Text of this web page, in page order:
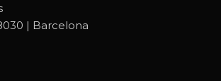
| Barcelona